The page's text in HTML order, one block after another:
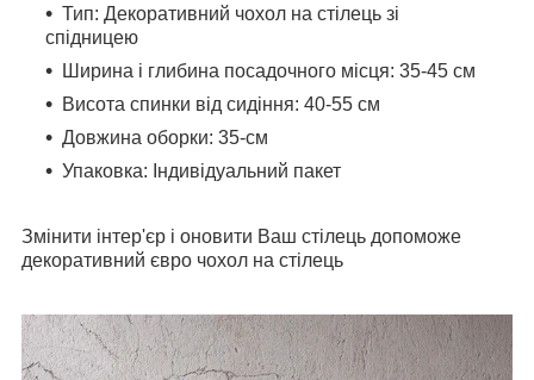
Тип: Декоративний чохол на стілець зі
спідницею
Ширина і глибина посадочного місця: 35-45 см
Висота спинки від сидіння: 40-55 см
Довжина оборки: 35-см
Упаковка: Індивідуальний пакет
Змінити інтер'єр і оновити Ваш стілець допоможе
декоративний євро чохол на стілець